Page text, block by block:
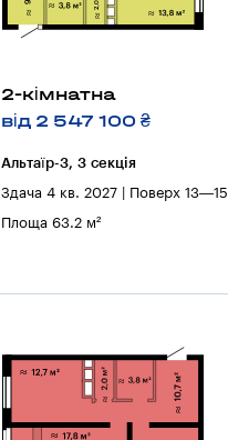
2-кімнатна
від 2 547 100 ₴
Альтаїр-3, 3 секцiя
Здача 4 кв. 2027 | Поверх 13—15
Площа 63.2 м²